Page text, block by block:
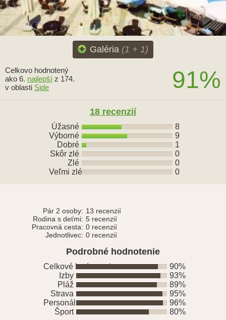
Galéria (1 + 1)
91%
Celkovo hodnotený
ako 6. najlepší z 174.
v oblasti Side
18 recenzií
Úžasné
8
Výborné
9
Dobré
1
Skôr zlé
0
Zlé
0
Veľmi zlé
0
Pár 2 osoby: 13 recenzií
Rodina s deťmi: 5 recenzií
Pracovná cesta: 0 recenzií
Jednotlivec: 0 recenzií
Podrobné hodnotenie
Celkové hodnotenie
90%
Izby
93%
Pláž
89%
Strava
95%
Personál
96%
Šport
80%